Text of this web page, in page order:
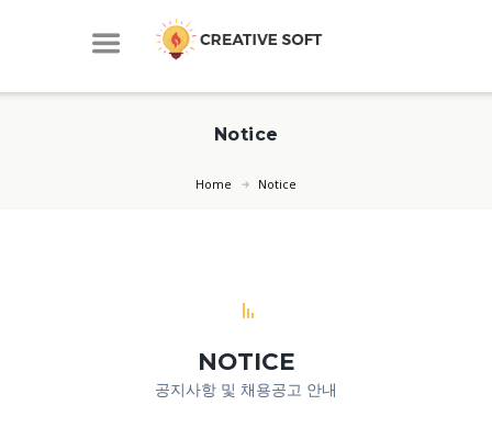
Notice
Home Notice
NOTICE
공지사항 및 채용공고 안내